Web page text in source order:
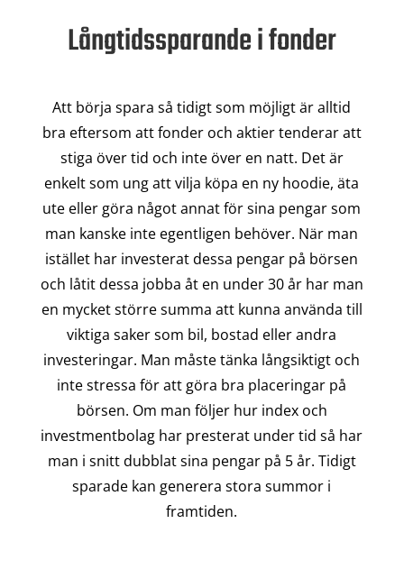
Långtidssparande i fonder
Att börja spara så tidigt som möjligt är alltid
bra eftersom att fonder och aktier tenderar att
stiga över tid och inte över en natt. Det är
enkelt som ung att vilja köpa en ny hoodie, äta
ute eller göra något annat för sina pengar som
man kanske inte egentligen behöver. När man
istället har investerat dessa pengar på börsen
och låtit dessa jobba åt en under 30 år har man
en mycket större summa att kunna använda till
viktiga saker som bil, bostad eller andra
investeringar. Man måste tänka långsiktigt och
inte stressa för att göra bra placeringar på
börsen. Om man följer hur index och
investmentbolag har presterat under tid så har
man i snitt dubblat sina pengar på 5 år. Tidigt
sparade kan generera stora summor i
framtiden.